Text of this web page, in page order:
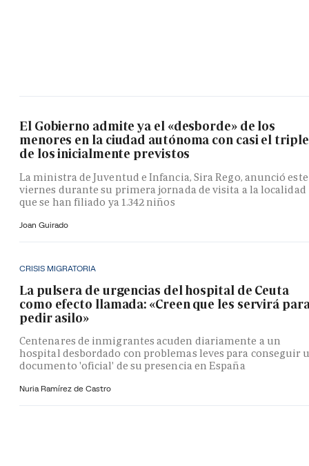
El Gobierno admite ya el «desborde» de los
menores en la ciudad autónoma con casi el triple
de los inicialmente previstos
La ministra de Juventud e Infancia, Sira Rego, anunció este
viernes durante su primera jornada de visita a la localidad
que se han filiado ya 1.342 niños
Joan Guirado
CRISIS MIGRATORIA
La pulsera de urgencias del hospital de Ceuta
como efecto llamada: «Creen que les servirá
pedir asilo»
Centenares de inmigrantes acuden diariamente a un
hospital desbordado con problemas leves para conseguir
documento 'oficial' de su presencia en España
Nuria Ramírez de Castro